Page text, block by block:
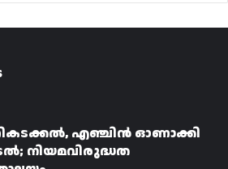
എഞ്ചിൻ ഓണാക്കി
നിയമവിരുദ്ധത